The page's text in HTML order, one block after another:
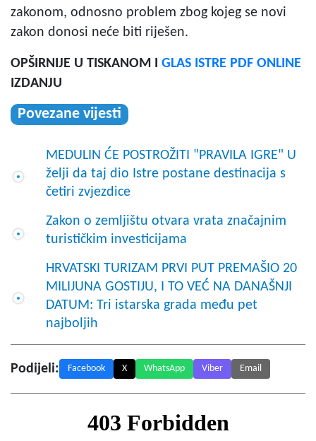
zakonom, odnosno problem zbog kojeg se novi
zakon donosi neće biti riješen.
OPŠIRNIJE U TISKANOM I GLAS ISTRE PDF ONLINE
IZDANJU
Povezane vijesti
MEDULIN ĆE POSTROŽITI "PRAVILA IGRE" U
želji da taj dio Istre postane destinacija s
četiri zvjezdice
Zakon o zemljištu otvara vrata značajnim
turističkim investicijama
HRVATSKI TURIZAM PRVI PUT PREMAŠIO 20
MILIJUNA GOSTIJU, I TO VEĆ NA DANAŠNJI
DATUM: Tri istarska grada među pet
najboljih
Podijeli: Facebook X WhatsApp Viber Email